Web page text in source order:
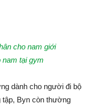
cho nam giới
nam tại gym
dành cho người đi bộ
tập, Byn còn thường